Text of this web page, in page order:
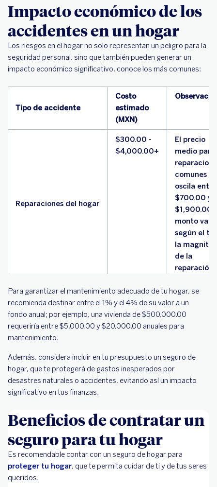
Impacto económico de los
accidentes en un hogar
Los riesgos en el hogar no solo representan un peligro para la
seguridad personal, sino que también pueden generar un
impacto económico significativo, conoce los más comunes:
Tipo de accidente
Costo
estimado
(MXN)
Reparaciones del hogar
$300.00 -
$4,000.00+
El precio
medio para
comunes
oscila entre
$700.00 y
$1,900.00.
monto varía
según el
la
de la
reparación.
Daños por incendio
$20,000.00
- Costo
total de la
vivienda
El costo
depende
extensión
daño, un
resultar en
de la
Rotura de ventana
tamaño y
Más de
$45,000.00
Este es el
costo
Para garantizar el mantenimiento adecuado de tu hogar, se
recomienda destinar entre el 1% y el 4% de su valor a un
fondo anual; por ejemplo, una vivienda de $500,000.00
requeriría entre $5,000.00 y $20,000.00 anuales para
mantenimiento.
Además, considera incluir en tu presupuesto un seguro de
hogar, que te protegerá de gastos inesperados por
desastres naturales o accidentes, evitando así un impacto
significativo en tus finanzas.
Beneficios de contratar un
seguro para tu hogar
Es recomendable contar con un seguro de hogar para
proteger tu hogar, que te permita cuidar de ti y de tus seres
queridos.